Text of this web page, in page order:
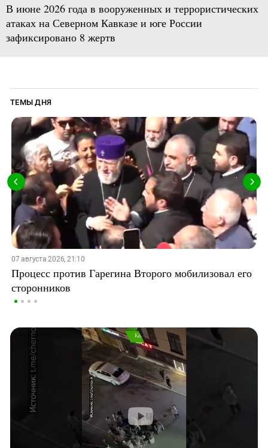
В июне 2026 года в вооруженных и террористических
атаках на Северном Кавказе и юге России
зафиксировано 8 жертв
ТЕМЫ ДНЯ
07 августа 2026, 21:10
Процесс против Гарегина Второго мобилизовал его
сторонников